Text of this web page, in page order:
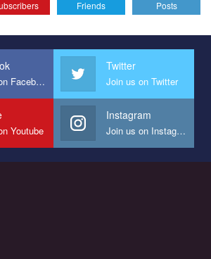
ролик от команды "Гей-альянс
развития организации.
нас и помочь нам реализовать
с насилием и дискриминацией на почве
сделать - это зайти на наш канал YouTube
лайк под видео.
Friends Posts
Join us on Facebook
Twitter
Join us on Twitter
Youtube
Instagram
Join us on Instagram